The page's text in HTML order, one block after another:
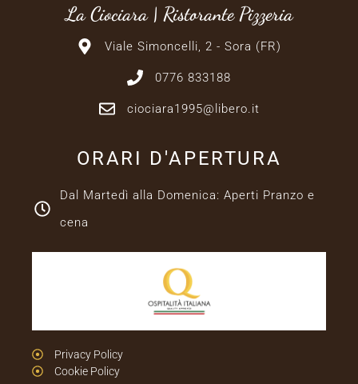
La Ciociara | Ristorante Pizzeria
Viale Simoncelli, 2 - Sora (FR)
0776 833188
ciociara1995@libero.it
ORARI D'APERTURA
Dal Martedì alla Domenica: Aperti Pranzo e
cena
Privacy Policy
Cookie Policy